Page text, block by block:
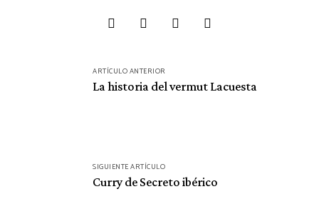
ARTÍCULO ANTERIOR
La historia del vermut Lacuesta
SIGUIENTE ARTÍCULO
Curry de Secreto ibérico